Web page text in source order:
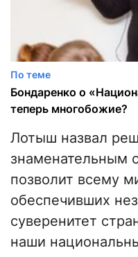
По теме
Бондаренко о
теперь многобожие?
Лотыш назвал
знаменательным
позволит всему
обеспечивших
суверенитет
наши